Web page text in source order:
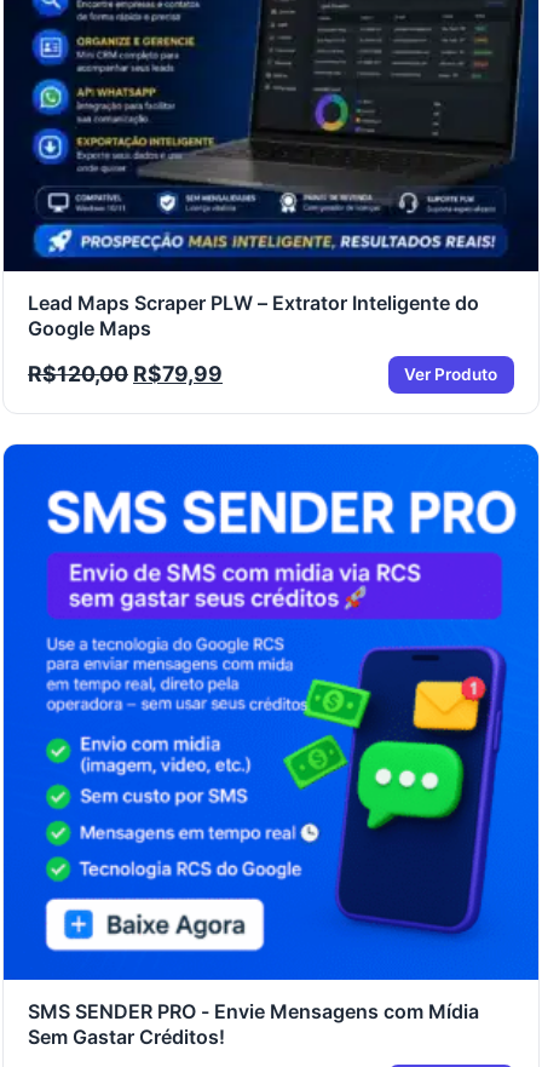
Lead Maps Scraper PLW – Extrator Inteligente do
Google Maps
R$120,00 R$79,99 Ver Produto
SMS SENDER PRO - Envie Mensagens com Mídia
Sem Gastar Créditos!